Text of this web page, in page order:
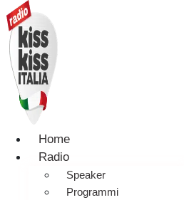
Home
Radio
Speaker
Programmi